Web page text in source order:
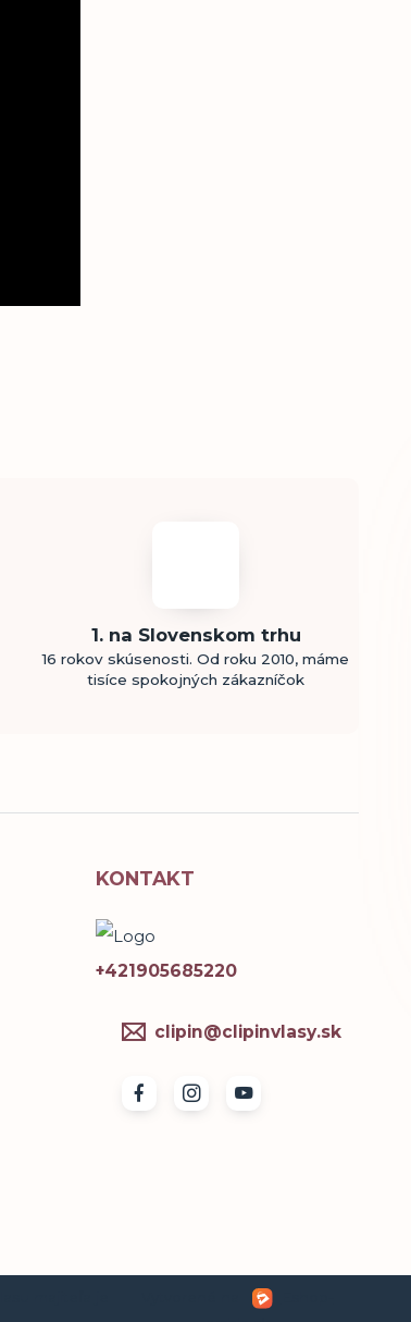
1. na Slovenskom trhu
16 rokov skúsenosti. Od roku 2010, máme
tisíce spokojných zákazníčok
KONTAKT
+421905685220
clipin@clipinvlasy.sk